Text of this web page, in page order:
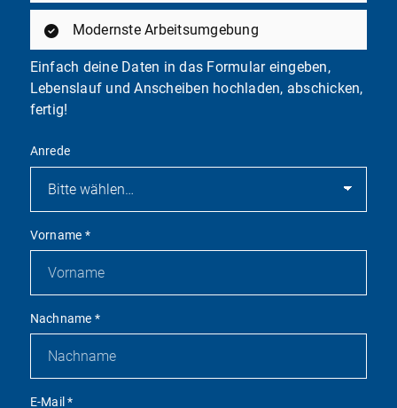
Modernste Arbeitsumgebung
Einfach deine Daten in das Formular eingeben,
Lebenslauf und Anscheiben hochladen, abschicken,
fertig!
Anrede
Vorname *
Nachname *
E-Mail*